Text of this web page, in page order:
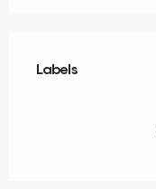
Labels
Labels